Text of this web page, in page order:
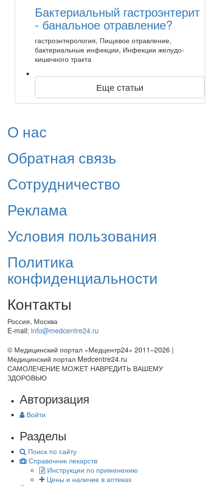
Бактериальный гастроэнтерит
- банальное отравление?
гастроэнтерология, Пищевое отравление,
бактериальные инфекции, Инфекции желудо-
кишечного тракта
Еще статьи
О нас
Обратная связь
Сотрудничество
Реклама
Условия пользования
Политика
конфиденциальности
Контакты
Россия, Москва
E-mail: info@medcentre24.ru
© Медицинский портал «Медцентр24» 2011–2026 |
Медицинский портал Medcentre24.ru
САМОЛЕЧЕНИЕ МОЖЕТ НАВРЕДИТЬ ВАШЕМУ
ЗДОРОВЬЮ
Авторизация
Войти
Разделы
Поиск по сайту
Справочник лекарств
Инструкции по применению
Цены и наличие в аптеках